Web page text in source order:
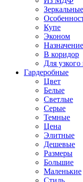
Зеркальные
Купе
Эконом
Назначение
В коридор
Для узкого
Гардеробные
Цвет
Белые
Светлые
Серые
Темные
Цена
Элитные
Дешевые
Размеры
Большие
Маленькие
Стиль